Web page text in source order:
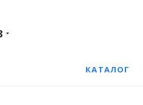
КАТАЛОГ